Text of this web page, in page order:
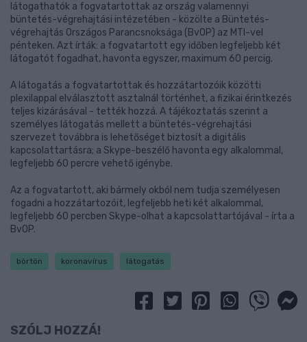
látogathatók a fogvatartottak az ország valamennyi
büntetés-végrehajtási intézetében - közölte a Büntetés-
végrehajtás Országos Parancsnoksága (BvOP) az MTI-vel
pénteken. Azt írták: a fogvatartott egy időben legfeljebb két
látogatót fogadhat, havonta egyszer, maximum 60 percig.
A látogatás a fogvatartottak és hozzátartozóik közötti
plexilappal elválasztott asztalnál történhet, a fizikai érintkezés
teljes kizárásával - tették hozzá. A tájékoztatás szerint a
személyes látogatás mellett a büntetés-végrehajtási
szervezet továbbra is lehetőséget biztosít a digitális
kapcsolattartásra; a Skype-beszélő havonta egy alkalommal,
legfeljebb 60 percre vehető igénybe.
Az a fogvatartott, aki bármely okból nem tudja személyesen
fogadni a hozzátartozóit, legfeljebb heti két alkalommal,
legfeljebb 60 percben Skype-olhat a kapcsolattartójával - írta a
BvOP.
börtön koronavírus látogatás
SZÓLJ HOZZÁ!